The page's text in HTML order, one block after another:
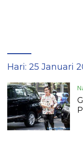
Hari: 25 Januari